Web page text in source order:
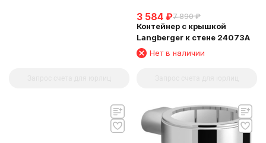
3 584 ₽7 890 ₽
Контейнер с крышкой
Langberger к стене 24073A
Нет в наличии